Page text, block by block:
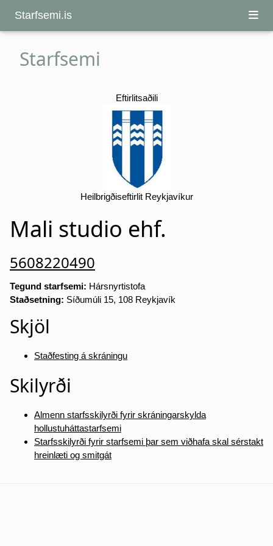
Starfsemi.is
Starfsemi
Eftirlitsaðili
Heilbrigðiseftirlit Reykjavíkur
Mali studio ehf.
5608220490
Tegund starfsemi: Hársnyrtistofa
Staðsetning: Síðumúli 15, 108 Reykjavík
Skjöl
Staðfesting á skráningu
Skilyrði
Almenn starfsskilyrði fyrir skráningarskylda
hollustuháttastarfsemi
Starfsskilyrði fyrir starfsemi þar sem viðhafa skal sérstakt
hreinlæti og smitgát